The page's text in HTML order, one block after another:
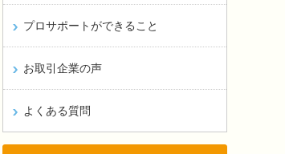
プロサポートができること
お取引企業の声
よくある質問